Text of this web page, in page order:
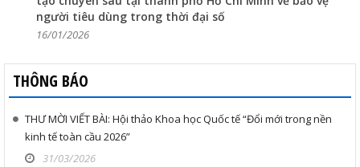
người tiêu dùng trong thời đại số
16/01/2026
THÔNG BÁO
THƯ MỜI VIẾT BÀI: Hội thảo Khoa học Quốc tế “Đổi mới trong nền
kinh tế toàn cầu 2026”
31/03/2026